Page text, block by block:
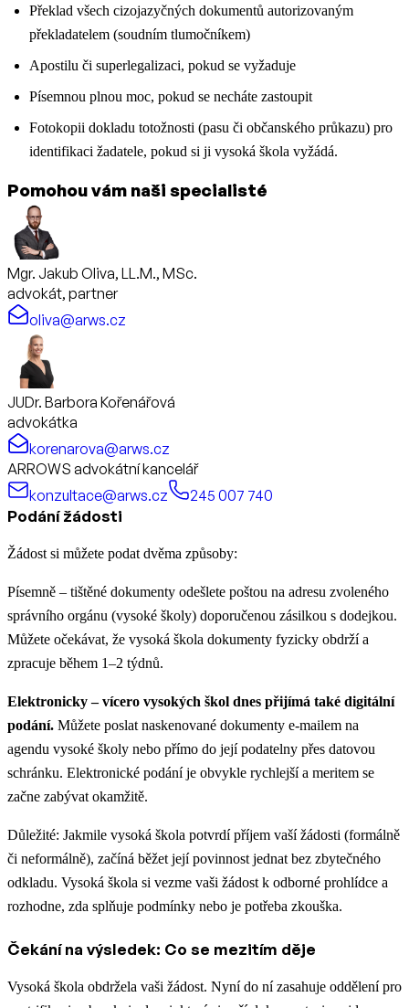
Překlad všech cizojazyčných dokumentů autorizovaným
překladatelem (soudním tlumočníkem)
Apostilu či superlegalizaci, pokud se vyžaduje
Písemnou plnou moc, pokud se necháte zastoupit
Fotokopii dokladu totožnosti (pasu či občanského průkazu) pro
identifikaci žadatele, pokud si ji vysoká škola vyžádá.
Pomohou vám naši specialisté
Mgr. Jakub Oliva, LL.M., MSc.
advokát, partner
oliva@arws.cz
JUDr. Barbora Kořenářová
advokátka
korenarova@arws.cz
ARROWS advokátní kancelář
konzultace@arws.cz
245 007 740
Podání žádosti
Žádost si můžete podat dvěma způsoby:
Písemně – tištěné dokumenty odešlete poštou na adresu zvoleného
správního orgánu (vysoké školy) doporučenou zásilkou s dodejkou.
Můžete očekávat, že vysoká škola dokumenty fyzicky obdrží a
zpracuje během 1–2 týdnů.
Elektronicky – vícero vysokých škol dnes přijímá také digitální
podání. Můžete poslat naskenované dokumenty e-mailem na
agendu vysoké školy nebo přímo do její podatelny přes datovou
schránku. Elektronické podání je obvykle rychlejší a meritem se
začne zabývat okamžitě.
Důležité: Jakmile vysoká škola potvrdí příjem vaší žádosti (formálně
či neformálně), začíná běžet její povinnost jednat bez zbytečného
odkladu. Vysoká škola si vezme vaši žádost k odborné prohlídce a
rozhodne, zda splňuje podmínky nebo je potřeba zkouška.
Čekání na výsledek: Co se mezitím děje
Vysoká škola obdržela vaši žádost. Nyní do ní zasahuje oddělení pro